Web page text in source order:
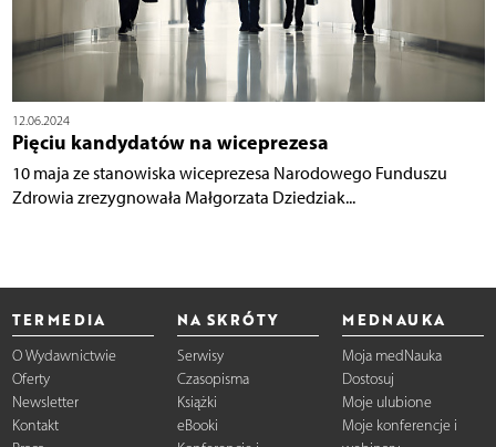
12.06.2024
Pięciu kandydatów na wiceprezesa
10 maja ze stanowiska wiceprezesa Narodowego Funduszu
Zdrowia zrezygnowała Małgorzata Dziedziak...
TERMEDIA
O Wydawnictwie
Oferty
Newsletter
Kontakt
NA SKRÓTY
Serwisy
Czasopisma
Książki
eBooki
MEDNAUKA
Moja medNauka
Dostosuj
Moje ulubione
Moje konferencje i